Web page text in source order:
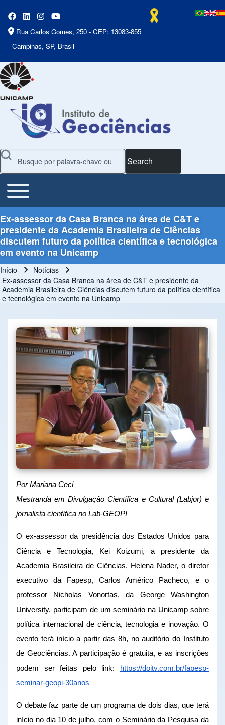
Rua Carlos Gomes, 250 - CEP: 13083-855
- Campinas, SP, Brasil
Search
Main Menu
Toggle main menu
Ex-assessor da Casa Branca na área de C&T e
presidente da Academia Brasileira de Ciências
discutem futuro da política científica e tecnológica
em evento na Unicamp
Trilha de navegação
Início
Notícias
Ex-assessor da Casa Branca na área de C&T e presidente da
Academia Brasileira de Ciências discutem futuro da política científica
e tecnológica em evento na Unicamp
Por Mariana Ceci
Mestranda em Divulgação Científica e Cultural (Labjor) e
jornalista científica no Lab-GEOPI
O ex-assessor da presidência dos Estados Unidos para
Ciência e Tecnologia, Kei Koizumi, a presidente da
Academia Brasileira de Ciências, Helena Nader, o diretor
executivo da Fapesp, Carlos Américo Pacheco, e o
professor Nicholas Vonortas, da George Washington
University, participam de um seminário na Unicamp sobre
política internacional de ciência, tecnologia e inovação. O
evento terá início a partir das 8h, no auditório do Instituto
de Geociências. A participação é gratuita, e as inscrições
podem ser feitas pelo link:
https://doity.com.br/fapesp-
seminar-geopi-30anos
O debate faz parte de um programa de dois dias, que terá
início no dia 10 de julho, com o Seminário da Pesquisa da